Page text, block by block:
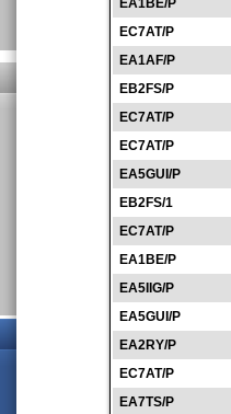
EA1BE/P
EC7AT/P
EA1AF/P
EB2FS/P
EC7AT/P
EC7AT/P
EA5GUI/P
EB2FS/1
EC7AT/P
EA1BE/P
EA5IIG/P
EA5GUI/P
EA2RY/P
EC7AT/P
EA7TS/P